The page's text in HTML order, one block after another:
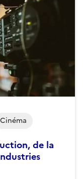
de la
Cinéma